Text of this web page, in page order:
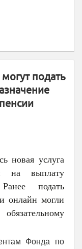
подать
новая услуга
на выплату
подать
онлайн могли
Фонда по